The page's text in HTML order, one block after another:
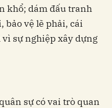
khổ; dám đấu tranh
bảo vệ lẽ phải, cái
sự nghiệp xây dựng
sự có vai trò quan